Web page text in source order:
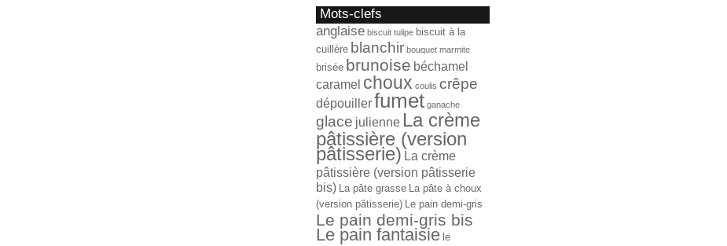
Mots-clefs
anglaise biscuit tulipe biscuit à la
cuillère blanchir bouquet marmite
brisée brunoise béchamel
caramel choux coulis crêpe
dépouillerfumet ganache
glace julienne La crème
pâtissière (version
pâtisserie) La crème
pâtissière (version pâtisserie
bis) La pâte grasse La pâte à choux
(version pâtisserie) Le pain demi-gris
Le pain demi-gris bis
Le pain fantaisie le